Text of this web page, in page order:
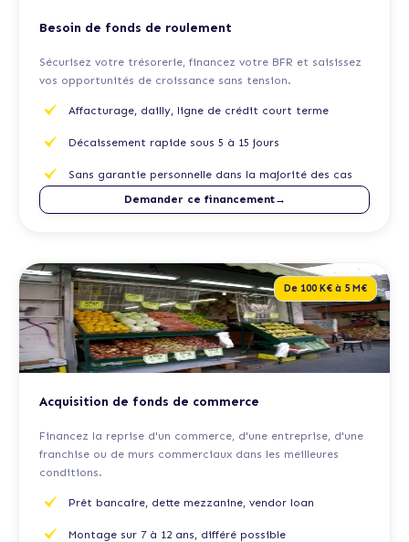
Besoin de fonds de roulement
Sécurisez votre trésorerie, financez votre BFR et saisissez
vos opportunités de croissance sans tension.
Affacturage, dailly, ligne de crédit court terme
Décaissement rapide sous 5 à 15 jours
Sans garantie personnelle dans la majorité des cas
Demander ce financement→
De 100 K€ à 5 M€
Acquisition de fonds de commerce
Financez la reprise d'un commerce, d'une entreprise, d'une
franchise ou de murs commerciaux dans les meilleures
conditions.
Prêt bancaire, dette mezzanine, vendor loan
Montage sur 7 à 12 ans, différé possible